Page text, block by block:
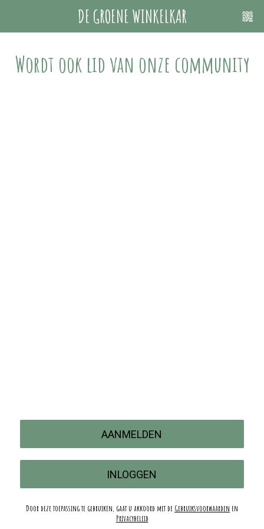
DE GROENE WINKELKAR
Wordt ook lid van onze community
AANMELDEN
INLOGGEN
Door deze toepassing te gebruiken, gaat u akkoord met de Gebruiksvoorwaarden en
Privacybeleid